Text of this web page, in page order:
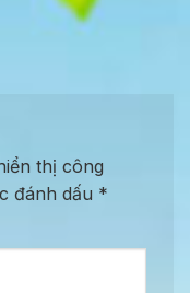
thị công
đánh dấu *